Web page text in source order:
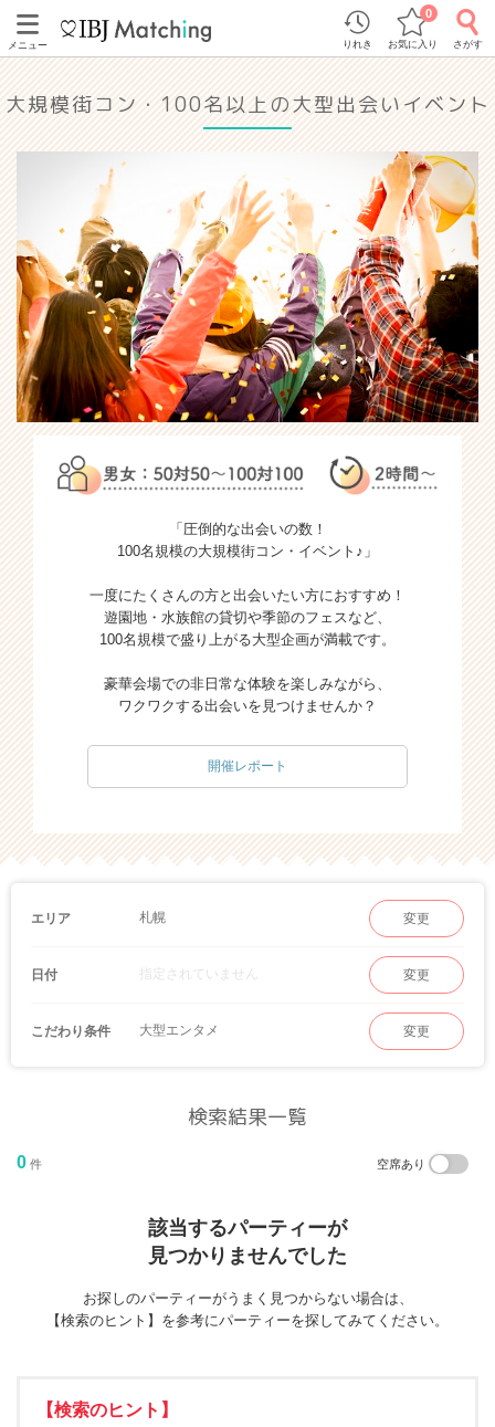
メニュー りれき お気に入り
0
さがす
大規模街コン・100名以上の大型出会いイベント
「圧倒的な出会いの数！
100名規模の大規模街コン・イベント♪」
一度にたくさんの方と出会いたい方におすすめ！
遊園地・水族館の貸切や季節のフェスなど、
100名規模で盛り上がる大型企画が満載です。
豪華会場での非日常な体験を楽しみながら、
ワクワクする出会いを見つけませんか？
開催レポート
エリア 札幌 変更
日付 指定されていません 変更
こだわり条件 大型エンタメ 変更
検索結果一覧
0 件 空席あり
該当するパーティーが
見つかりませんでした
お探しのパーティーがうまく見つからない場合は、
【検索のヒント】を参考にパーティーを探してみてください。
【検索のヒント】